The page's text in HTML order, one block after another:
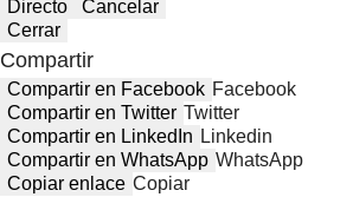
Directo
Cancelar
Cerrar
Compartir
Compartir en Facebook Facebook
Compartir en Twitter Twitter
Compartir en LinkedIn Linkedin
Compartir en WhatsApp WhatsApp
Copiar enlace Copiar